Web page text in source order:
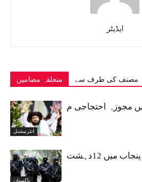
ایڈیٹر
متعلقہ مضامین مصنف کی طرف سے
انٹرنیشنل
پاکستان